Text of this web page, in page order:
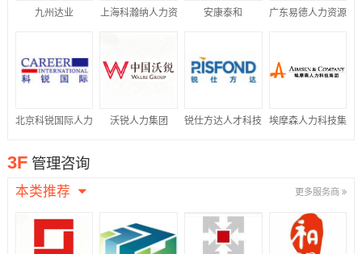
九州达业 上海科瀚纳人力资 安康泰和 广东易德人力资源
北京科锐国际人力 沃锐人力集团 锐仕方达人才科技 埃摩森人力科技集
3F 管理咨询
本类推荐 更多服务商